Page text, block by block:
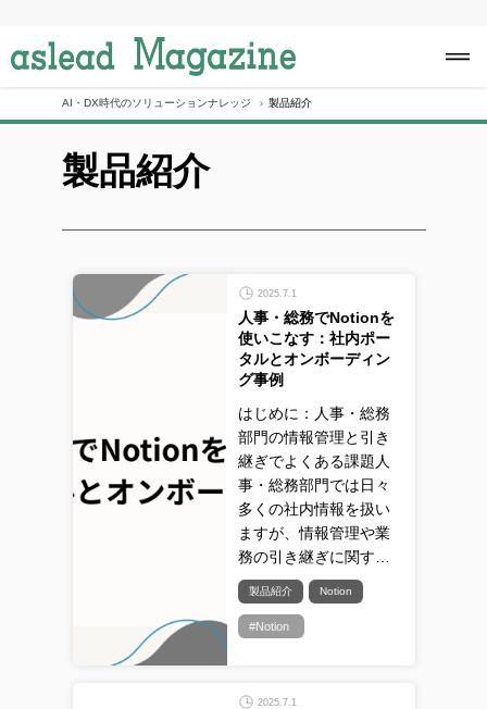
c
AI・DX時代のソリューションナレッジ 製品紹介
製品紹介
2025.7.1
人事・総務でNotionを
使いこなす：社内ポー
タルとオンボーディン
グ事例
はじめに：人事・総務
部門の情報管理と引き
継ぎでよくある課題人
事・総務部門では日々
多くの社内情報を扱い
ますが、情報管理や業
務の引き継ぎに関す…
製品紹介 Notion
#Notion
2025.7.1